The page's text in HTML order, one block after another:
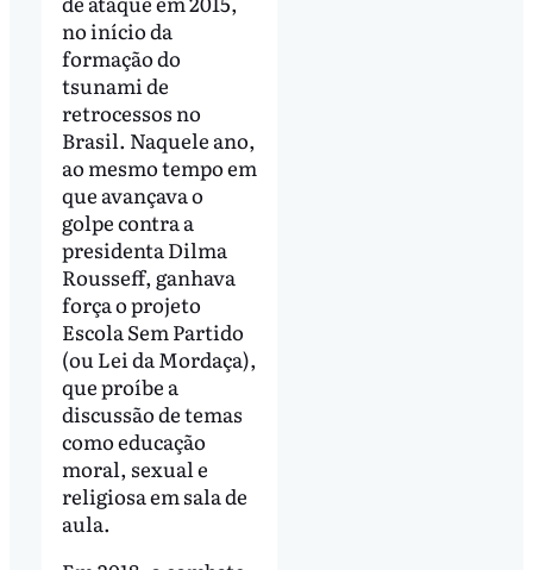
no início da
formação do
tsunami de
retrocessos no
Brasil. Naquele ano,
ao mesmo tempo em
que avançava o
golpe contra a
presidenta Dilma
Rousseff, ganhava
força o projeto
Escola Sem Partido
(ou Lei da Mordaça),
que proíbe a
discussão de temas
como educação
moral, sexual e
religiosa em sala de
aula.